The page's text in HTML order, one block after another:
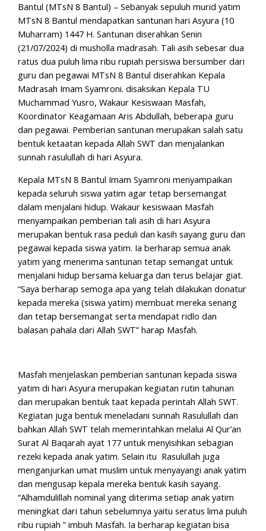
Bantul (MTsN 8 Bantul) – Sebanyak sepuluh murid yatim
MTsN 8 Bantul mendapatkan santunan hari Asyura (10
Muharram) 1447 H. Santunan diserahkan Senin
(21/07/2024) di musholla madrasah. Tali asih sebesar dua
ratus dua puluh lima ribu rupiah persiswa bersumber dari
guru dan pegawai MTsN 8 Bantul diserahkan Kepala
Madrasah Imam Syamroni. disaksikan Kepala TU
Muchammad Yusro, Wakaur Kesiswaan Masfah,
Koordinator Keagamaan Aris Abdullah, beberapa guru
dan pegawai. Pemberian santunan merupakan salah satu
bentuk ketaatan kepada Allah SWT dan menjalankan
sunnah rasulullah di hari Asyura.
Kepala MTsN 8 Bantul Imam Syamroni menyampaikan
kepada seluruh siswa yatim agar tetap bersemangat
dalam menjalani hidup. Wakaur kesiswaan Masfah
menyampaikan pemberian tali asih di hari Asyura
merupakan bentuk rasa peduli dan kasih sayang guru dan
pegawai kepada siswa yatim. Ia berharap semua anak
yatim yang menerima santunan tetap semangat untuk
menjalani hidup bersama keluarga dan terus belajar giat.
“Saya berharap semoga apa yang telah dilakukan donatur
kepada mereka (siswa yatim) membuat mereka senang
dan tetap bersemangat serta mendapat ridlo dan
balasan pahala dari Allah SWT” harap Masfah.
Masfah menjelaskan pemberian santunan kepada siswa
yatim di hari Asyura merupakan kegiatan rutin tahunan
dan merupakan bentuk taat kepada perintah Allah SWT.
Kegiatan juga bentuk meneladani sunnah Rasulullah dan
bahkan Allah SWT telah memerintahkan melalui Al Qur’an
Surat Al Baqarah ayat 177 untuk menyisihkan sebagian
rezeki kepada anak yatim. Selain itu Rasulullah juga
menganjurkan umat muslim untuk menyayangi anak yatim
dan mengusap kepala mereka bentuk kasih sayang.
“Alhamdulillah nominal yang diterima setiap anak yatim
meningkat dari tahun sebelumnya yaitu seratus lima puluh
ribu rupiah ” imbuh Masfah. Ia berharap kegiatan bisa